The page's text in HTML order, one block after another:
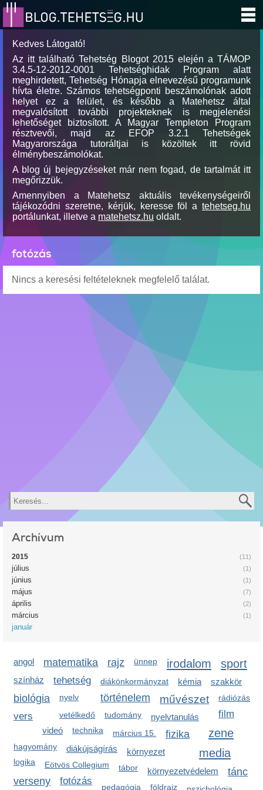
Kedves Látogató!
Az itt található Tehetség Blogot 2015 elején a TÁMOP
3.4.5-12-2012-0001 Tehetséghidak Program alatt
meghirdetett, Tehetség Hónapja elnevezésű programunk
hívta életre. Számos tehetségponti beszámolónak adott
helyet ez a felület, és később a Matehetsz által
megvalósított további projekteknek is megjelenési
lehetőséget biztosított. A Magyar Templeton Program
résztvevői, majd az EFOP 3.2.1 Tehetségek
Magyarországa tutoráltjai is közöltek itt rövid
élménybeszámolókat.
A blog új bejegyzéseket már nem fogad, de tartalmát itt
megőrizzük.
Amennyiben a Matehetsz aktuális tevékenységeiről
tájékozódni szeretne, kérjük, keresse föl a tehetseg.hu
portálunkat, illetve a matehetsz.hu oldalt.
fotózás
Nincs a keresési feltételeknek megfelelő találat.
Keresés
Archívum
(11)
2015
(1)
július
(1)
június
(7)
május
(2)
április
(1)
március
január
angol matematika rajz ünnep irodalom sport
színház tehetség diákönkormányzat kémia
történelem
szakkör
biológia nyelv művészet
rádiózás
vetélkedő
film
tudomány nyelvtanulás
vers
videó technika március 15. zene
fizika
hagyomány diákújságírás media
környezet
logika Eötvös Collegium tábor környezetvédelem
verseny fotózás
pedagógia
tánc
földrajz